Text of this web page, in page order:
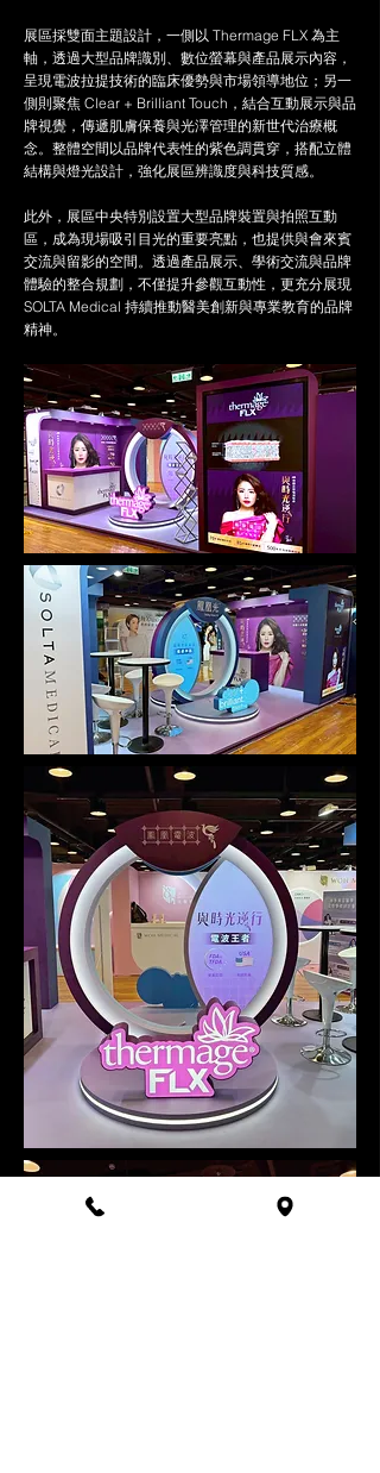
展區採雙面主題設計，一側以 Thermage FLX 為主
軸，透過大型品牌識別、數位螢幕與產品展示內容，
呈現電波拉提技術的臨床優勢與市場領導地位；另一
側則聚焦 Clear + Brilliant Touch，結合互動展示與品
牌視覺，傳遞肌膚保養與光澤管理的新世代治療概
念。整體空間以品牌代表性的紫色調貫穿，搭配立體
結構與燈光設計，強化展區辨識度與科技質感。
此外，展區中央特別設置大型品牌裝置與拍照互動
區，成為現場吸引目光的重要亮點，也提供與會來賓
交流與留影的空間。透過產品展示、學術交流與品牌
體驗的整合規劃，不僅提升參觀互動性，更充分展現
SOLTA Medical 持續推動醫美創新與專業教育的品牌
精神。